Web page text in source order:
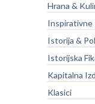
Hrana &
Inspirativne
Istorija &
Istorijska
Kapitalna
Klasici